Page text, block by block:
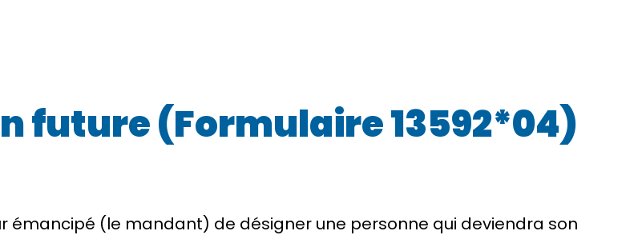
future (Formulaire 13592*04)
émancipé (le mandant) de désigner une personne qui deviendra son